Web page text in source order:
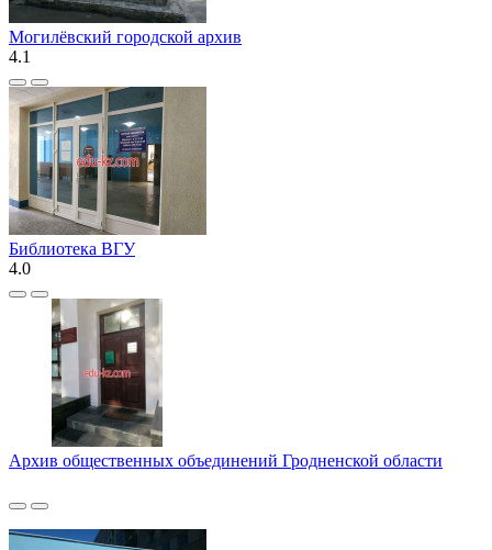
Могилёвский городской архив
4.1
Библиотека ВГУ
4.0
Архив общественных объединений Гродненской области